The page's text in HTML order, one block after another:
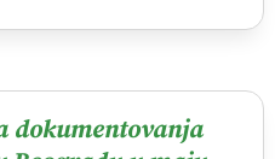
dokumentovanja